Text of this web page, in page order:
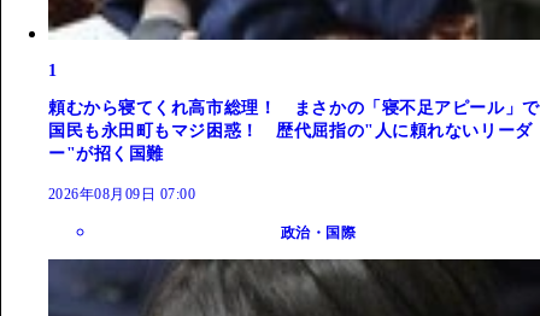
1
頼むから寝てくれ高市総理！ まさかの「寝不足アピール」で
国民も永田町もマジ困惑！ 歴代屈指の"人に頼れないリーダ
ー"が招く国難
2026年08月09日 07:00
政治・国際